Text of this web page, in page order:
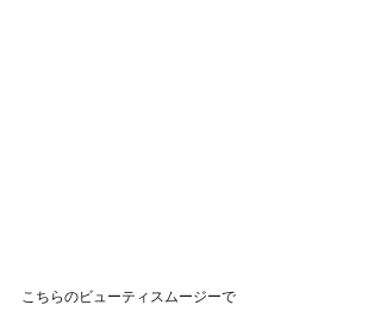
こちらのビューティスムージーで